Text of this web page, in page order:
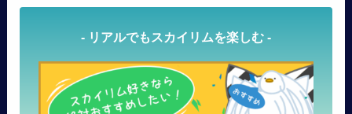
- リアルでもスカイリムを楽しむ -